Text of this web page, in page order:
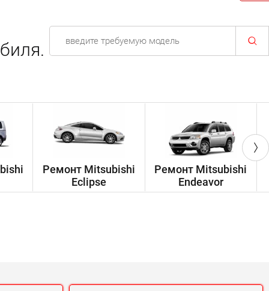
Ремонт Mitsubishi
Eclipse
Ремонт Mitsubishi
Endeavor